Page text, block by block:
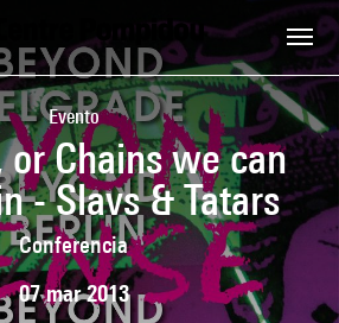
Evento
Chains we can
- Slavs & Tatars
Conferencia
07 mar 2013